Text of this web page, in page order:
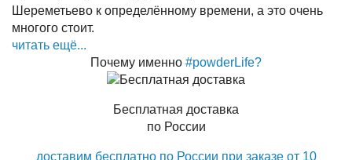
Шереметьево к определённому времени, а это очень
многого стоит.
читать ещё...
Почему именно #powderLife?
Бесплатная доставка
по России
доставим бесплатно по России при заказе от 10